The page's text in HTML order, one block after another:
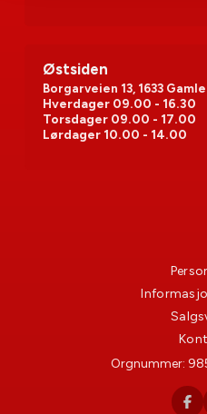
Østsiden
Borgarveien 13, 1633
Hverdager 09.00 - 16.30
Torsdager 09.00 - 17.00
Lørdager 10.00 - 14.00
Orgnummer: